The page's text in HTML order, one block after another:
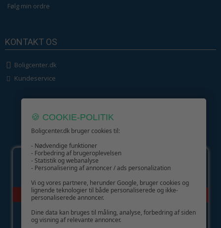
Følg min ordre
KONTAKT OS
Boligcenter.dk
Kundeservice
GIV GLÆDE MED ET GAVEKORT!
🍪 COOKIE-POLITIK
Boligcenter.dk bruger cookies til:
- Nødvendige funktioner
- Forbedring af brugeroplevelsen
- Statistik og webanalyse
- Personalisering af annoncer / ads personalization
Vi og vores partnere, herunder Google, bruger cookies og
lignende teknologier til både personaliserede og ikke-
personaliserede annoncer.
Dine data kan bruges til måling, analyse, forbedring af siden
og visning af relevante annoncer.